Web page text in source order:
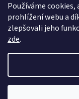
Používáme
prohlížení webu a
zlepšovali jeho
zde.